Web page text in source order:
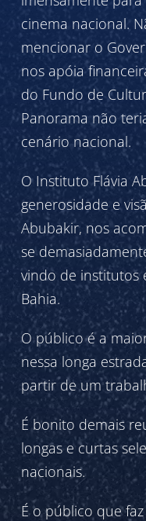
cinema nacional.
mencionar o
nos apóia
do Fundo de
Panorama não
cenário nacional.
O Instituto Flávia
generosidade e
Abubakir, nos
se
vindo de institutos
Bahia.
O público é a
nessa longa
partir de um
É bonito demais
longas e curtas
nacionais.
É o público que